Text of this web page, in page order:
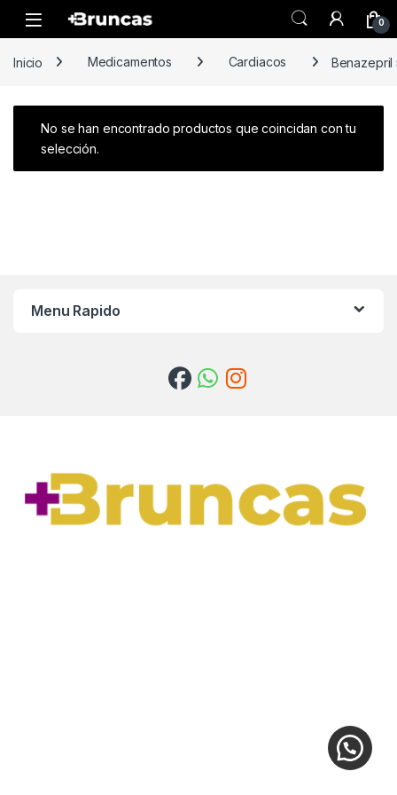
Skip to navigation
Skip to content
0
Inicio Medicamentos Cardiacos Benazepril
No se han encontrado productos que coincidan con tu
selección.
Menu Rapido